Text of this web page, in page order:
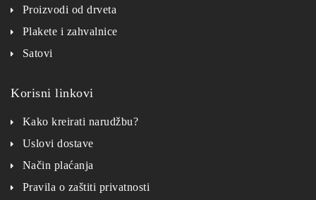
Proizvodi od drveta
Plakete i zahvalnice
Satovi
Korisni linkovi
Kako kreirati narudžbu?
Uslovi dostave
Način plaćanja
Pravila o zaštiti privatnosti